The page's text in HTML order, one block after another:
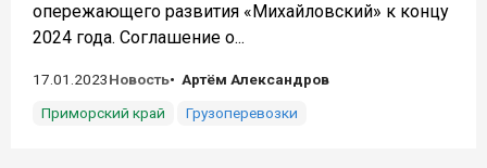
опережающего развития «Михайловский» к концу
2024 года. Соглашение о...
17.01.2023Новость
Артём Александров
Приморский край
Грузоперевозки